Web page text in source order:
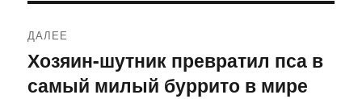
ДАЛЕЕ
Следующая
запись:
Хозяин-шутник превратил пса в
самый милый буррито в мире